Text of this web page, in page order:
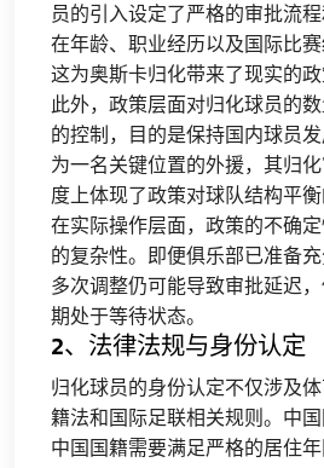
员的引入设定了严格的审批流
在年龄、职业经历以及国际比赛
这为奥斯卡归化带来了现实的政
此外，政策层面对归化球员的
的控制，目的是保持国内球员
为一名关键位置的外援，其归
度上体现了政策对球队结构平衡
在实际操作层面，政策的不确
的复杂性。即便俱乐部已准备
多次调整仍可能导致审批延迟
期处于等待状态。
2、法律法规与身份认定
归化球员的身份认定不仅涉及
籍法和国际足联相关规则。中
中国国籍需要满足严格的居住